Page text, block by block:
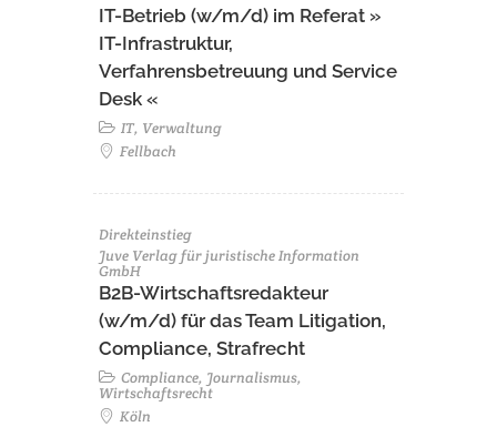
IT-Betrieb (w/m/d) im Referat »
IT-Infrastruktur,
Verfahrensbetreuung und Service
Desk «
IT, Verwaltung
Fellbach
Direkteinstieg
Juve Verlag für juristische Information
GmbH
B2B-Wirtschaftsredakteur
(w/m/d) für das Team Litigation,
Compliance, Strafrecht
Compliance, Journalismus,
Wirtschaftsrecht
Köln